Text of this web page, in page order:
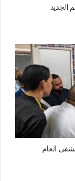
العام